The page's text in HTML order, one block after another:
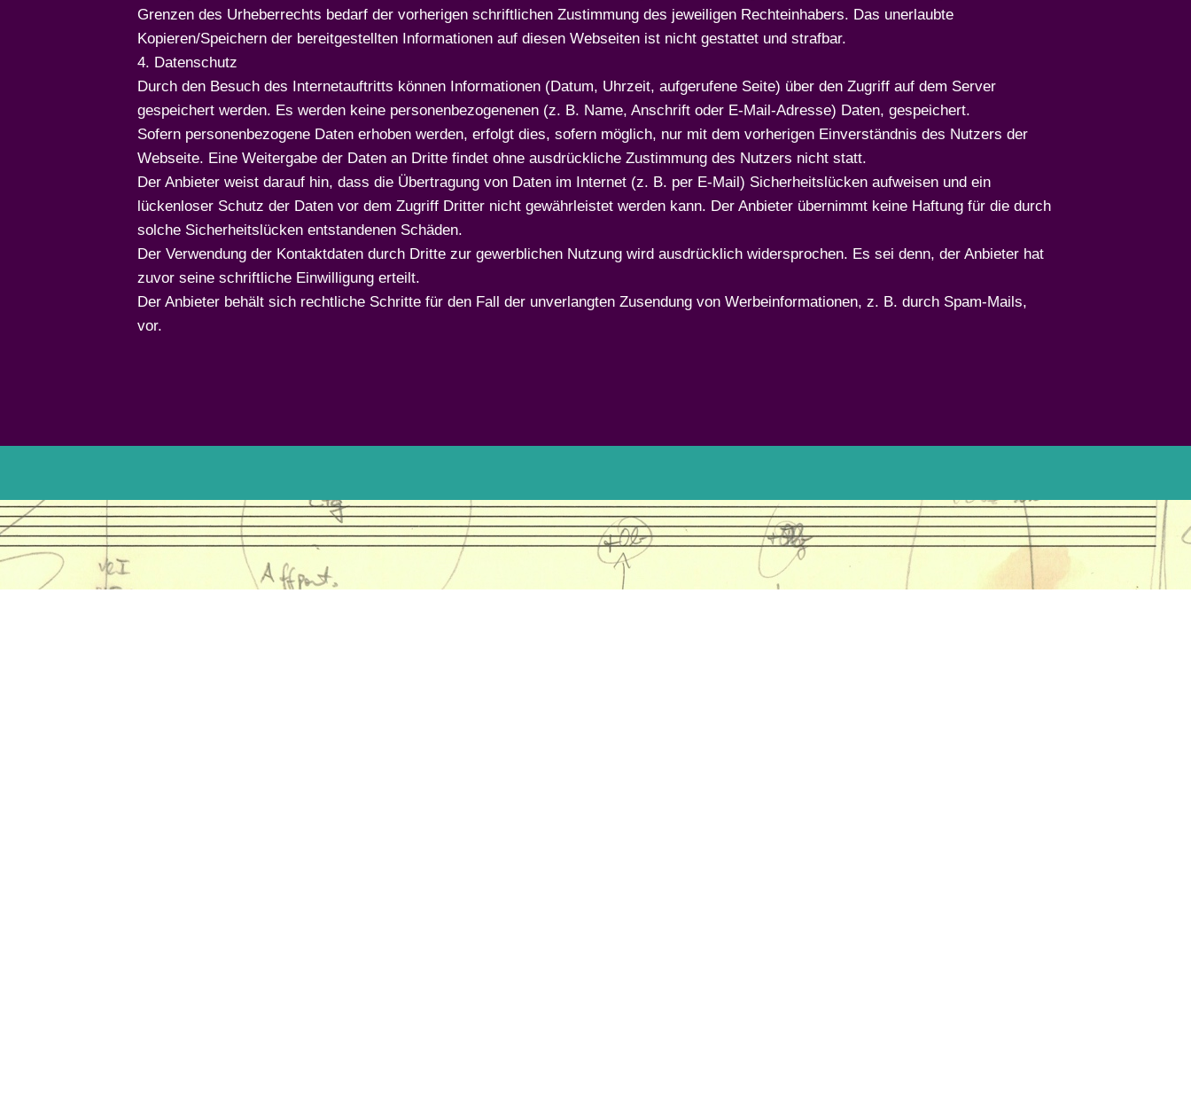
Grenzen des Urheberrechts bedarf der vorherigen schriftlichen Zustimmung des jeweiligen Rechteinhabers. Das unerlaubte
Kopieren/Speichern der bereitgestellten Informationen auf diesen Webseiten ist nicht gestattet und strafbar.
4. Datenschutz
Durch den Besuch des Internetauftritts können Informationen (Datum, Uhrzeit, aufgerufene Seite) über den Zugriff auf dem Server
gespeichert werden. Es werden keine personenbezogenenen (z. B. Name, Anschrift oder E-Mail-Adresse) Daten, gespeichert.
Sofern personenbezogene Daten erhoben werden, erfolgt dies, sofern möglich, nur mit dem vorherigen Einverständnis des Nutzers der
Webseite. Eine Weitergabe der Daten an Dritte findet ohne ausdrückliche Zustimmung des Nutzers nicht statt.
Der Anbieter weist darauf hin, dass die Übertragung von Daten im Internet (z. B. per E-Mail) Sicherheitslücken aufweisen und ein
lückenloser Schutz der Daten vor dem Zugriff Dritter nicht gewährleistet werden kann. Der Anbieter übernimmt keine Haftung für die durch
solche Sicherheitslücken entstandenen Schäden.
Der Verwendung der Kontaktdaten durch Dritte zur gewerblichen Nutzung wird ausdrücklich widersprochen. Es sei denn, der Anbieter hat
zuvor seine schriftliche Einwilligung erteilt.
Der Anbieter behält sich rechtliche Schritte für den Fall der unverlangten Zusendung von Werbeinformationen, z. B. durch Spam-Mails,
vor.